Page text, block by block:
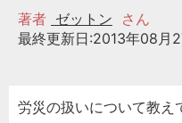
著者 ゼットン
さん
最終更新日:2013年08月
労災の扱いについて教え